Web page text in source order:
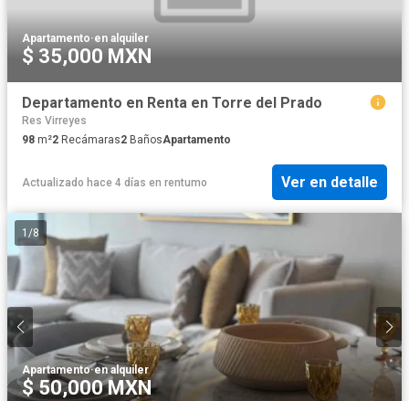
Apartamento·en alquiler
$ 35,000 MXN
Departamento en Renta en Torre del Prado
Res Virreyes
98 m²2 Recámaras2 BañosApartamento
Actualizado hace 4 días en rentumo Ver en detalle
1 /8
Apartamento·en alquiler
$ 50,000 MXN